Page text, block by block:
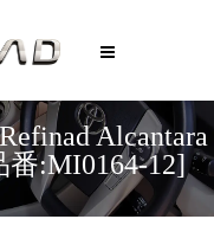
Alcantara
番:MI0164-12]